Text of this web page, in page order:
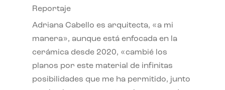
Reportaje
Adriana Cabello es arquitecta, «a mi
manera», aunque está enfocada en la
cerámica desde 2020, «cambié los
planos por este material de infinitas
posibilidades que me ha permitido, junto